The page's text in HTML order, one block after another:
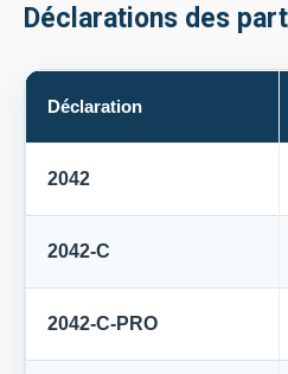
Déclarations des
Déclaration
2042
2042-C
2042-C-PRO